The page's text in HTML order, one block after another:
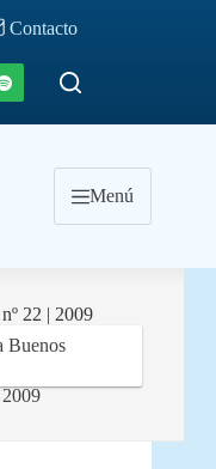
Contacto
Menú
22 | 2009
Buenos